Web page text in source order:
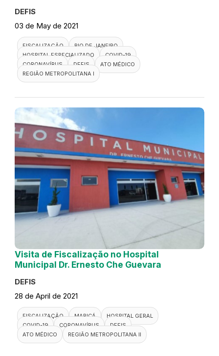
DEFIS
03 de May de 2021
FISCALIZAÇÃO
RIO DE JANEIRO
HOSPITAL ESPECIALIZADO
COVID-19
CORONAVÍRUS
DEFIS
ATO MÉDICO
REGIÃO METROPOLITANA I
Visita de Fiscalização no Hospital
Municipal Dr. Ernesto Che Guevara
DEFIS
28 de April de 2021
FISCALIZAÇÃO MARICÁ
HOSPITAL GERAL
COVID-19
CORONAVÍRUS
DEFIS
ATO MÉDICO
REGIÃO METROPOLITANA II